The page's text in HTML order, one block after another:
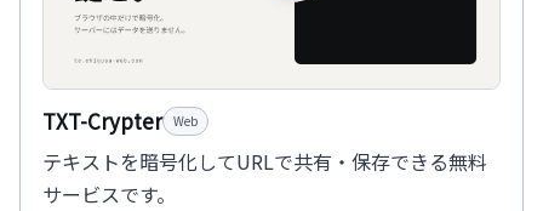
TXT-Crypter Web
テキストを暗号化してURLで共有・保存できる無料
サービスです。